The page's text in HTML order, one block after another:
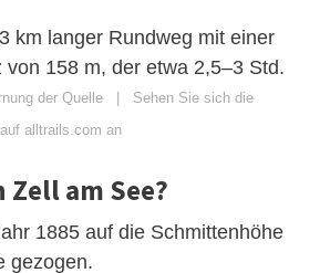
km langer Rundweg mit einer
von 158 m, der etwa 2,5–3 Std.
der Quelle | Sehen Sie sich die
alltrails.com an
Zell am See?
1885 auf die Schmittenhöhe
gezogen.